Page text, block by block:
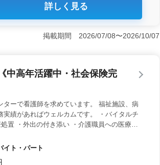
の訪問看護ステーションで、ベテラン看
の方も活躍中で、自分のペースで働ける環
働きやすい環境が整っています。静岡県
のスタートを切りませんか？
詳しく見る
掲載期間 2026/07/08〜2026/10/07
中高年活躍中・社会保険完
ーで看護師を求めています。 福祉施設、病
績があればウェルカムです。 ・バイタルチ
置 ・外出の付き添い ・介護職員への医療に
感染症発生の予防、蔓延の防止 ・吸引、呼
イト・パート